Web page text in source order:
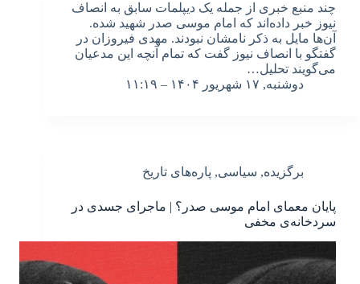
چند منبع خبری از جمله یک دیپلمات سابق به انصاف
نیوز خبر داده‌اند که امام موسی صدر شهید شده.
آ‌‌ن‌ها مایل به ذکر نامشان نبودند. مهدی فیروزان در
گفتگو با انصاف نیوز گفت که تمام آنچه این مدعیان
می‌گویند تحلیل…
دوشنبه, ۱۷ شهریور ۱۴۰۴ – ۱۱:۱۹
برگزیده, سیاسی, پاره‌های تاریخ
پایان معمای امام موسی صدر؟ | ماجرای جسدی در
سردخانه‌ی مخفی